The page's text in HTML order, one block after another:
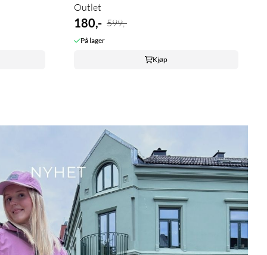
Outlet
180,- 599,-
På lager
Kjøp